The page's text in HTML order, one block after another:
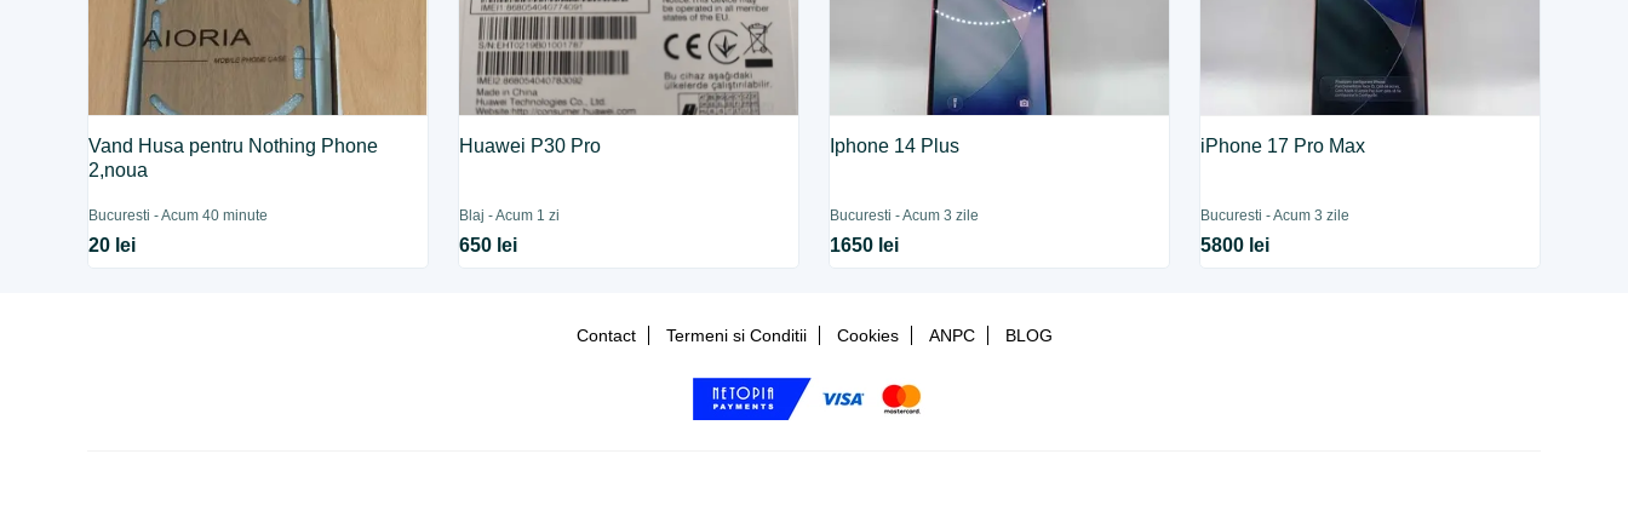
Vand Husa pentru Nothing Phone
2,noua
Bucuresti - Acum 40 minute
20 lei
Huawei P30 Pro
Blaj - Acum 1 zi
650 lei
Iphone 14 Plus
Bucuresti - Acum 3 zile
1650 lei
iPhone 17 Pro Max
Bucuresti - Acum 3 zile
5800 lei
Contact Termeni si Conditii Cookies ANPC BLOG